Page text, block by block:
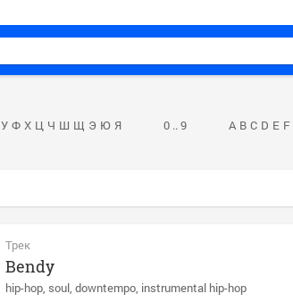
У Ф Х Ц Ч Ш Щ Э Ю Я 0 .. 9 A B C D E F
Трек
Bendy
hip-hop soul downtempo instrumental hip-hop